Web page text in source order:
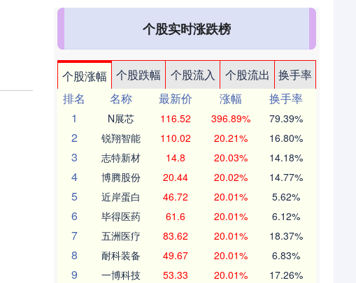
个股实时涨跌榜
个股涨幅 个股跌幅 个股流入 个股流出
换手率
排名
名称 最新价 涨幅
换手率
1
N展芯 116.52 396.89% 79.39%
2 锐翔智能 110.02 20.21% 16.80%
3 志特新材 14.8 20.03% 14.18%
4 博腾股份 20.44 20.02% 14.77%
5 近岸蛋白 46.72 20.01% 5.62%
6 毕得医药 61.6 20.01% 6.12%
7 五洲医疗 83.62 20.01% 18.37%
8 耐科装备 49.67 20.01% 6.83%
9 一博科技 53.33 20.01% 17.26%